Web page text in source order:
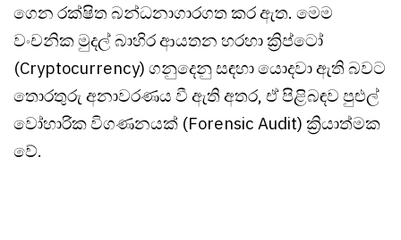
ගෙන රක්ෂිත බන්ධනාගාරගත කර ඇත. මෙම
වංචනික මුදල් බාහිර ආයතන හරහා ක්‍රිප්ටෝ
(Cryptocurrency) ගනුදෙනු සඳහා යොදවා ඇති බවට
තොරතුරු අනාවරණය වී ඇති අතර, ඒ පිළිබඳව පුළුල්
වෝහාරික විගණනයක් (Forensic Audit) ක්‍රියාත්මක
වේ.